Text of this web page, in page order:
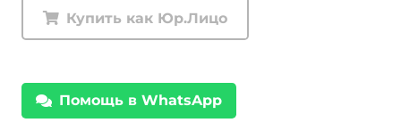
пневматики
(механический)
Купить как Юр.Лицо
Помощь в WhatsApp